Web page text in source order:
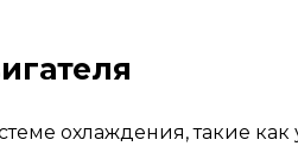
охлаждения, такие